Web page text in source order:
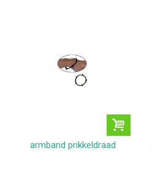
armband prikkeldraad